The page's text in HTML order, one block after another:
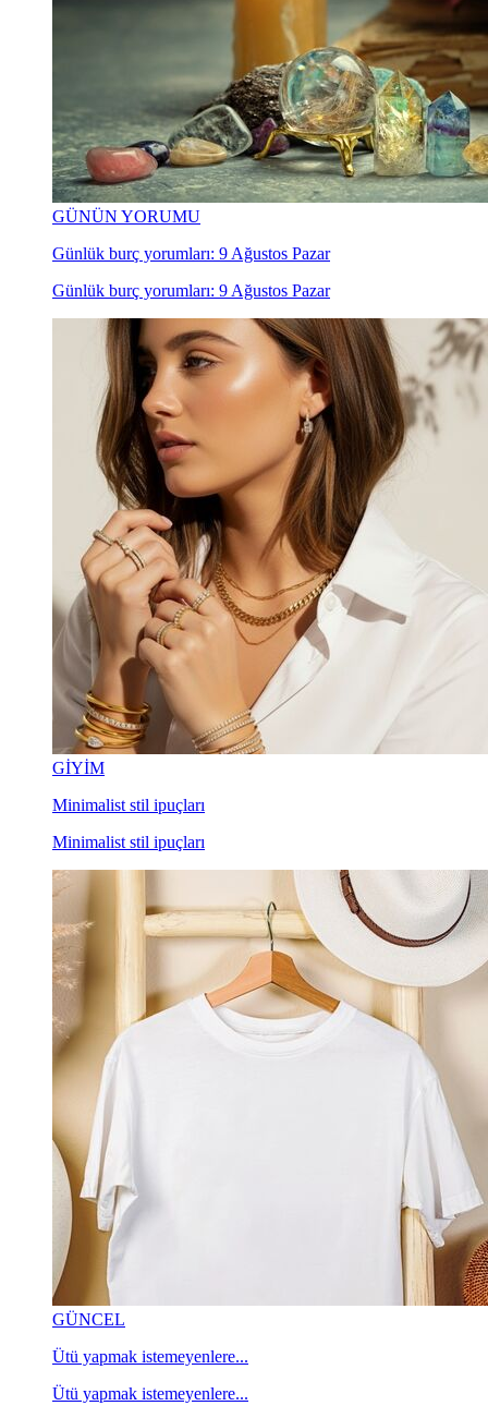
GÜNÜN YORUMU
Günlük burç yorumları: 9 Ağustos Pazar
Günlük burç yorumları: 9 Ağustos Pazar
GİYİM
Minimalist stil ipuçları
Minimalist stil ipuçları
GÜNCEL
Ütü yapmak istemeyenlere...
Ütü yapmak istemeyenlere...